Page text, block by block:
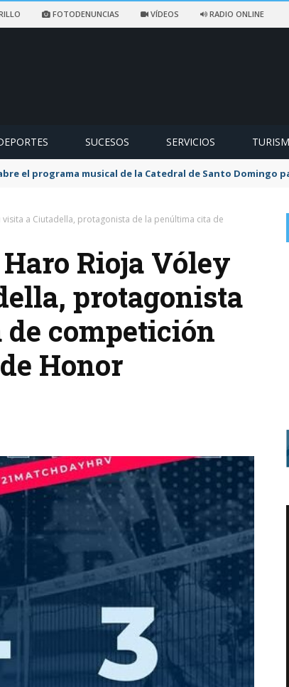
FOTODENUNCIAS VÍDEOS RADIO ONLINE
SUCESOS SERVICIOS
el programa musical de la Catedral de Santo Domingo
visita a Ciutadella, protagonista de la penúltima cita de
Rioja Vóley
protagonista
competición
Honor